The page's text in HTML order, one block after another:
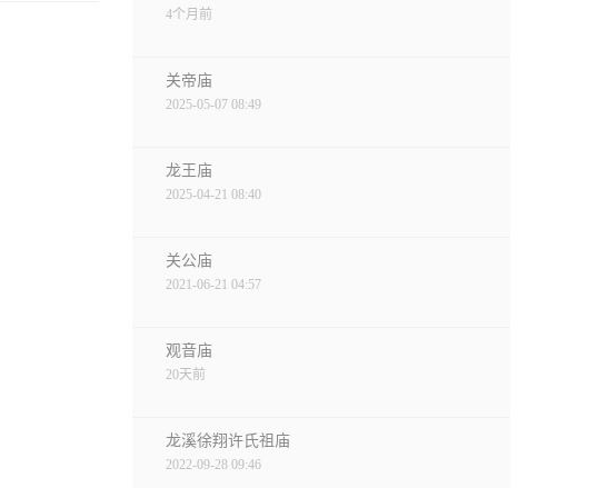
4个月前
关帝庙
2025-05-07 08:49
龙王庙
2025-04-21 08:40
关公庙
2021-06-21 04:57
观音庙
20天前
龙溪徐翔许氏祖庙
2022-09-28 09:46